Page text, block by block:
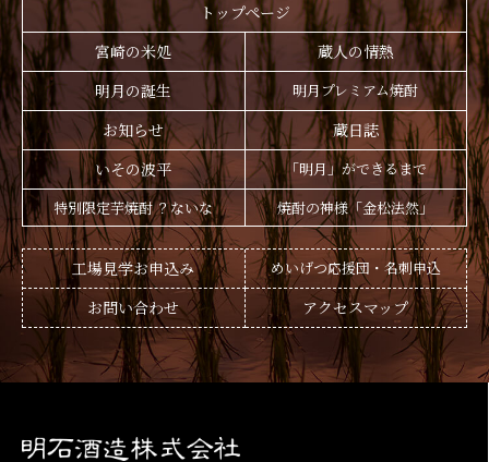
トップページ
宮崎の米処
蔵人の情熱
明月の誕生
明月プレミアム焼酎
お知らせ
蔵日誌
いその波平
「明月」ができるまで
特別限定芋焼酎 ？ないな
焼酎の神様「金松法然」
工場見学お申込み めいげつ応援団・名刺申込
お問い合わせ アクセスマップ